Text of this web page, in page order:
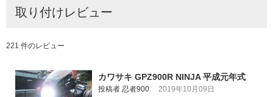
取り付けレビュー
221 件のレビュー
カワサキ GPZ900R NINJA 平成元年式
投稿者 忍者900 2019年10月09日